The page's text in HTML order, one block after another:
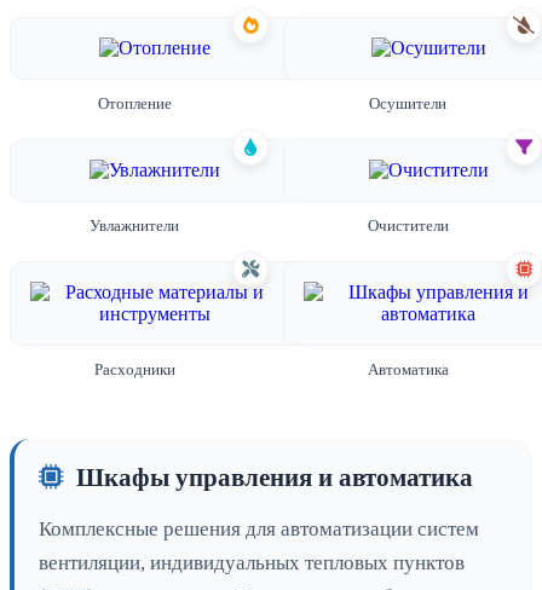
Отопление Осушители
Увлажнители Очистители
Расходники Автоматика
Шкафы управления и автоматика
Комплексные решения для автоматизации систем
вентиляции, индивидуальных тепловых пунктов